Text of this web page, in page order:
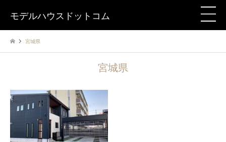
モデルハウスドットコム
宮城県
宮城県